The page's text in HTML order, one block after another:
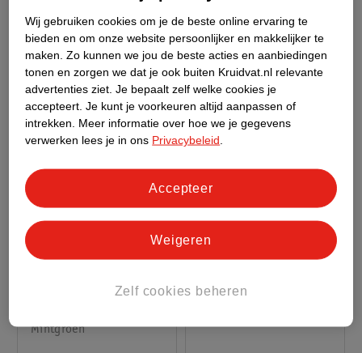
LifeGoods HappyStep
Mintgroen
LifeGoods Loopfiets
59
Wij gebruiken cookies om je de beste online ervaring te
bieden en om onze website persoonlijker en makkelijker te
maken. Zo kunnen we jou de beste acties en aanbiedingen
tonen en zorgen we dat je ook buiten Kruidvat.nl relevante
advertenties ziet. Je bepaalt zelf welke cookies je
accepteert. Je kunt je voorkeuren altijd aanpassen of
intrekken.
Meer informatie over hoe we je gegevens
verwerken lees je in ons Privacybeleid
Zelf cookies beheren
Weigeren
Accepteer